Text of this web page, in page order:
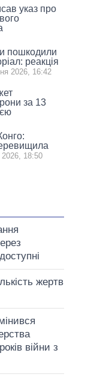
указ про
пошкодили
реакція
2026, 16:42
за 13
18:50
жертв
війни з